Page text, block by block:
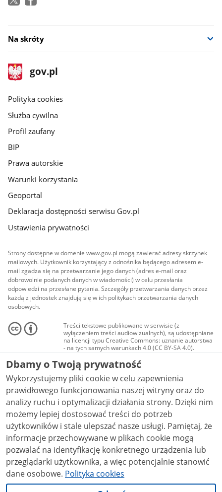
Na skróty
stopka
gov.pl
Strona
gov.pl
gov.pl
Polityka cookies
Służba cywilna
Profil zaufany
BIP
Prawa autorskie
Warunki korzystania
Geoportal
Deklaracja dostępności serwisu Gov.pl
Ustawienia prywatności
Strony dostępne w domenie www.gov.pl mogą zawierać adresy skrzynek
mailowych. Użytkownik korzystający z odnośnika będącego adresem e-
mail zgadza się na przetwarzanie jego danych (adres e-mail oraz
dobrowolnie podanych danych w wiadomości) w celu przesłania
odpowiedzi na przesłane pytania. Szczegóły przetwarzania danych przez
każdą z jednostek znajdują się w ich politykach przetwarzania danych
osobowych.
Treści tekstowe publikowane w serwisie (z
wyłączeniem treści audiowizualnych), są udostępniane
na licencji typu Creative Commons: uznanie autorstwa
- na tych samych warunkach 4.0 (CC BY-SA 4.0).
Materiały audiowizualne, w tym zdjęcia, materiały
audio i wideo, są udostępniane na licencji typu
Creative Commons: uznanie autorstwa użycie
niekomercyjne - bez utworów zależnych 4.0 (CC BY-
NC-ND 4.0), o ile nie jest to stwierdzone inaczej.
Dbamy o Twoją prywatność
Wykorzystujemy pliki cookie w celu zapewnienia
prawidłowego funkcjonowania naszej witryny oraz do
analizy ruchu i optymalizacji działania strony. Dzięki nim
możemy lepiej dostosować treści do potrzeb
użytkowników i stale ulepszać nasze usługi. Pamiętaj, że
informacje przechowywane w plikach cookie mogą
pozwalać na identyfikację konkretnego urządzenia lub
przeglądarki użytkownika, a więc potencjalnie stanowić
dane osobowe. Polityka cookies